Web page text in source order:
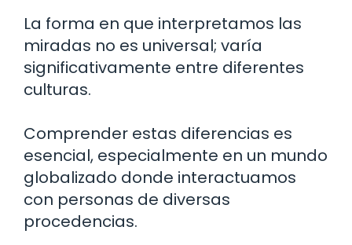
La forma en que interpretamos las
miradas no es universal; varía
significativamente entre diferentes
culturas.
Comprender estas diferencias es
esencial, especialmente en un mundo
globalizado donde interactuamos
con personas de diversas
procedencias.